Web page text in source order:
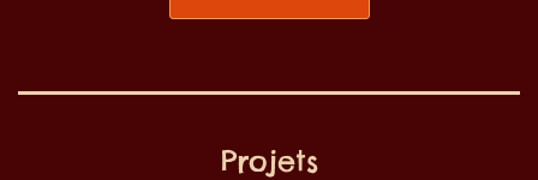
Projets